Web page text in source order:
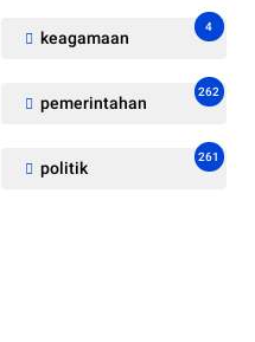
keagamaan
4
pemerintahan
262
politik
261